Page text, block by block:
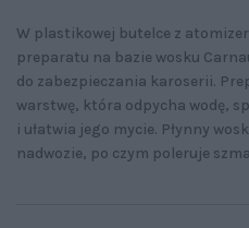
W plastikowej butelce z
preparatu na bazie wosku
do zabezpieczania karoserii.
warstwę, która odpycha wodę,
i ułatwia jego mycie. Płynny
nadwozie, po czym poleruje